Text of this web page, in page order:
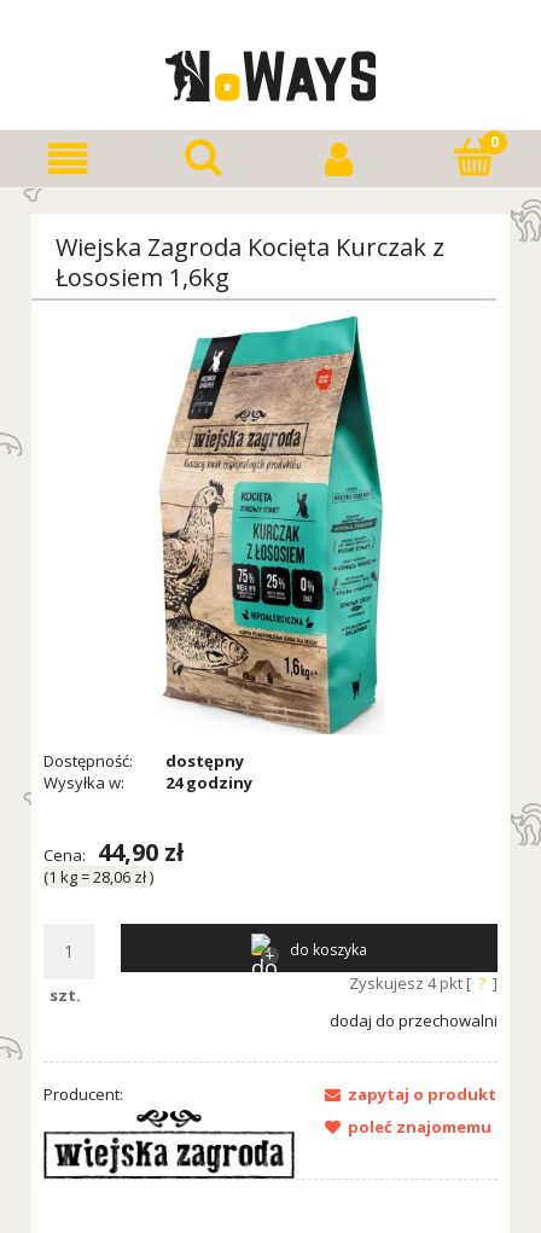
Wiejska Zagroda Kocięta Kurczak z
Łososiem 1,6kg
Dostępność:
dostępny
Wysyłka w:
24 godziny
Cena: 44,90 zł
(1 kg=28,06 zł)
szt.
do koszyka
Zyskujesz 4pkt [ ? ]
dodaj do przechowalni
Producent:
zapytaj o produkt
poleć znajomemu